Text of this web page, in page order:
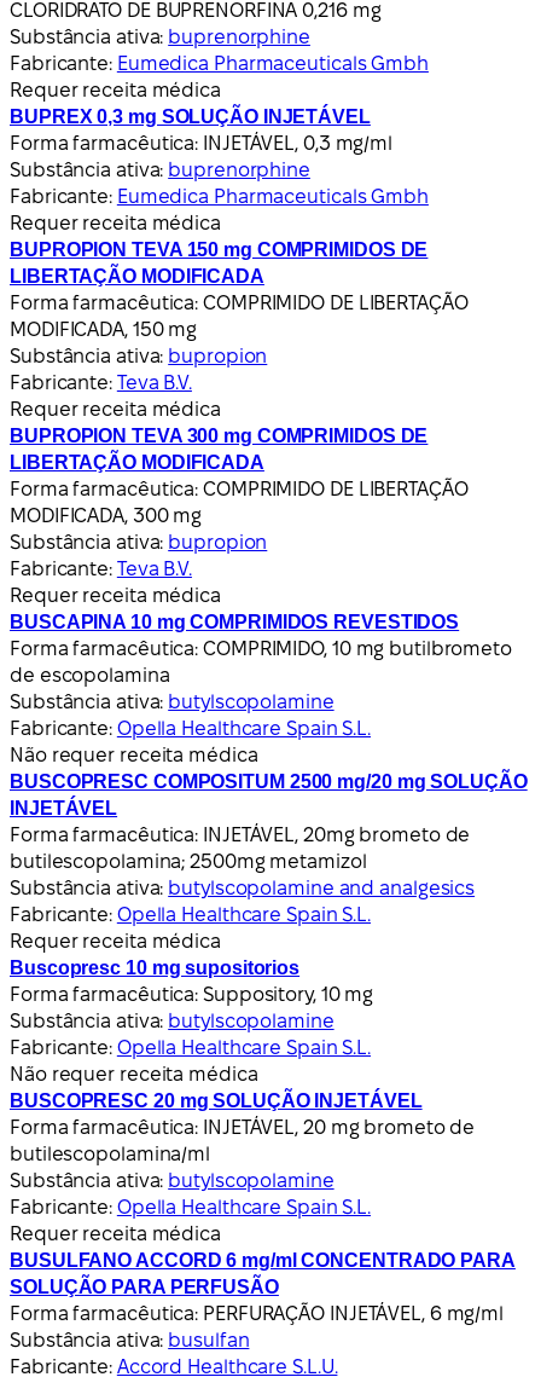
CLORIDRATO DE BUPRENORFINA 0,216 mg
Substância ativa: buprenorphine
Fabricante: Eumedica Pharmaceuticals Gmbh
Requer receita médica
BUPREX 0,3 mg SOLUÇÃO INJETÁVEL
Forma farmacêutica: INJETÁVEL, 0,3 mg/ml
Substância ativa: buprenorphine
Fabricante: Eumedica Pharmaceuticals Gmbh
Requer receita médica
BUPROPION TEVA 150 mg COMPRIMIDOS DE
LIBERTAÇÃO MODIFICADA
Forma farmacêutica: COMPRIMIDO DE LIBERTAÇÃO
MODIFICADA, 150 mg
Substância ativa: bupropion
Fabricante: Teva B.V.
Requer receita médica
BUPROPION TEVA 300 mg COMPRIMIDOS DE
LIBERTAÇÃO MODIFICADA
Forma farmacêutica: COMPRIMIDO DE LIBERTAÇÃO
MODIFICADA, 300 mg
Substância ativa: bupropion
Fabricante: Teva B.V.
Requer receita médica
BUSCAPINA 10 mg COMPRIMIDOS REVESTIDOS
Forma farmacêutica: COMPRIMIDO, 10 mg butilbrometo
de escopolamina
Substância ativa: butylscopolamine
Fabricante: Opella Healthcare Spain S.L.
Não requer receita médica
BUSCOPRESC COMPOSITUM 2500 mg/20 mg SOLUÇÃO
INJETÁVEL
Forma farmacêutica: INJETÁVEL, 20mg brometo de
butilescopolamina; 2500mg metamizol
Substância ativa: butylscopolamine and analgesics
Fabricante: Opella Healthcare Spain S.L.
Requer receita médica
Buscopresc 10 mg supositorios
Forma farmacêutica: Suppository, 10 mg
Substância ativa: butylscopolamine
Fabricante: Opella Healthcare Spain S.L.
Não requer receita médica
BUSCOPRESC 20 mg SOLUÇÃO INJETÁVEL
Forma farmacêutica: INJETÁVEL, 20 mg brometo de
butilescopolamina/ml
Substância ativa: butylscopolamine
Fabricante: Opella Healthcare Spain S.L.
Requer receita médica
BUSULFANO ACCORD 6 mg/ml CONCENTRADO PARA
SOLUÇÃO PARA PERFUSÃO
Forma farmacêutica: PERFURAÇÃO INJETÁVEL, 6 mg/ml
Substância ativa: busulfan
Fabricante: Accord Healthcare S.L.U.